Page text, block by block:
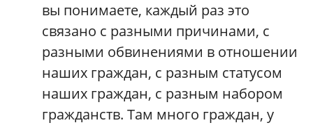
вы понимаете, каждый раз это
связано с разными причинами, с
разными обвинениями в отношении
наших граждан, с разным статусом
наших граждан, с разным набором
гражданств. Там много граждан, у